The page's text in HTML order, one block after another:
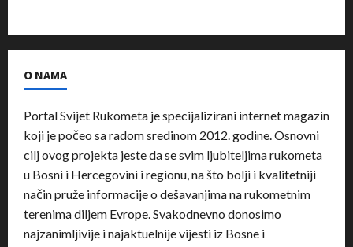
O NAMA
Portal Svijet Rukometa je specijalizirani internet magazin
koji je počeo sa radom sredinom 2012. godine. Osnovni
cilj ovog projekta jeste da se svim ljubiteljima rukometa
u Bosni i Hercegovini i regionu, na što bolji i kvalitetniji
način pruže informacije o dešavanjima na rukometnim
terenima diljem Evrope. Svakodnevno donosimo
najzanimljivije i najaktuelnije vijesti iz Bosne i